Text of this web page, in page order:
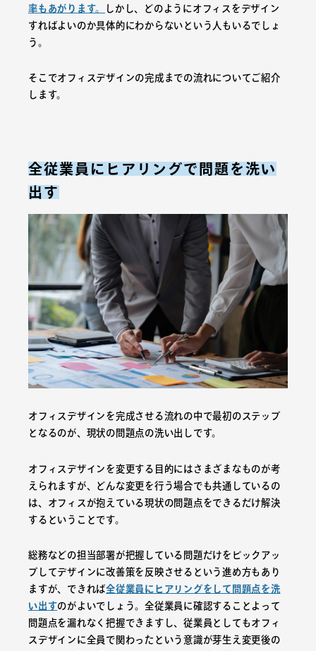
率もあがります。
しかし、どのようにオフィスをデザイン
すればよいのか具体的にわからないという人もいるでしょ
う。
そこでオフィスデザインの完成までの流れについてご紹介
します。
全従業員にヒアリングで問題を洗い
出す
オフィスデザインを完成させる流れの中で最初のステップ
となるのが、現状の問題点の洗い出しです。
オフィスデザインを変更する目的にはさまざまなものが考
えられますが、どんな変更を行う場合でも共通しているの
は、オフィスが抱えている現状の問題点をできるだけ解決
するということです。
総務などの担当部署が把握している問題だけをピックアッ
プしてデザインに改善策を反映させるという進め方もあり
ますが、できれば全従業員にヒアリングをして問題点を洗
い出すのがよいでしょう。全従業員に確認することよって
問題点を漏れなく把握できますし、従業員としてもオフィ
スデザインに全員で関わったという意識が芽生え変更後の